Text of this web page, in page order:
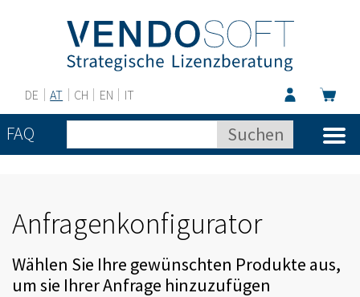
DE AT CH EN IT
FAQ
Anfragenkonfigurator
Wählen Sie Ihre gewünschten Produkte aus,
um sie Ihrer Anfrage hinzuzufügen